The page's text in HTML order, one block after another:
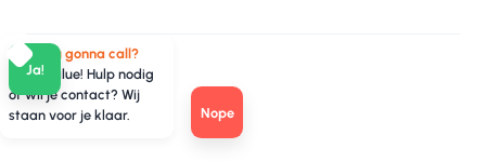
Ja!
Nope
Who you gonna call?
TeamValue! Hulp nodig
of wil je contact? Wij
staan voor je klaar.